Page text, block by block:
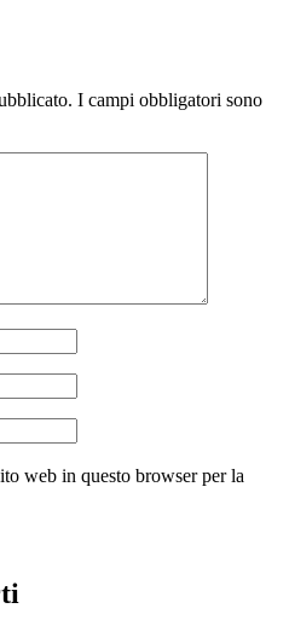
I campi obbligatori sono
web in questo browser per la